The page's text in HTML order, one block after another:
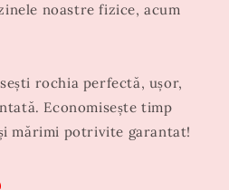
noastre fizice, acum
rochia perfectă, ușor,
Economisește timp
mărimi potrivite garantat!